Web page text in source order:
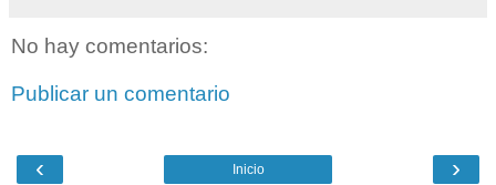
No hay comentarios:
Publicar un comentario
‹ ›
Inicio